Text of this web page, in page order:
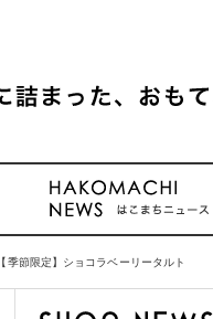
【季節限定】ショコラベーリータルト